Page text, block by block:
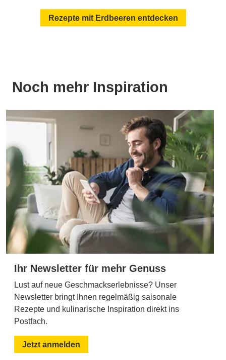
Rezepte mit Erdbeeren entdecken
Noch mehr Inspiration
Ihr Newsletter für mehr Genuss
Lust auf neue Geschmackserlebnisse? Unser
Newsletter bringt Ihnen regelmäßig saisonale
Rezepte und kulinarische Inspiration direkt ins
Postfach.
Jetzt anmelden